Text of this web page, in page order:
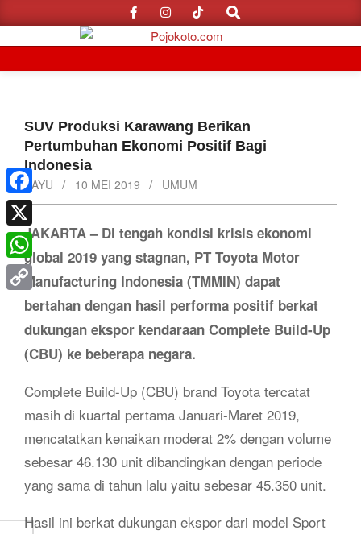
to
content
Search
MenuSUV Produksi Karawang Berikan
Pertumbuhan Ekonomi Positif Bagi
Indonesia
BAYU
10 MEI 2019 UMUM
JAKARTA – Di tengah kondisi krisis ekonomi
global 2019 yang stagnan, PT Toyota Motor
Manufacturing Indonesia (TMMIN) dapat
bertahan dengan hasil performa positif berkat
dukungan ekspor kendaraan Complete Build-Up
(CBU) ke beberapa negara.
Complete Build-Up (CBU) brand Toyota tercatat
masih di kuartal pertama Januari-Maret 2019,
mencatatkan kenaikan moderat 2% dengan volume
sebesar 46.130 unit dibandingkan dengan periode
yang sama di tahun lalu yaitu sebesar 45.350 unit.
Hasil ini berkat dukungan ekspor dari model Sport
Facebook
X
WhatsApp
Copy
Link